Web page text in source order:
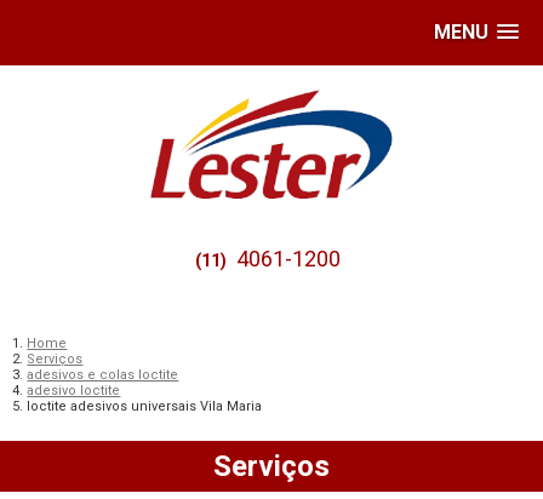
MENU
(11) 4061-1200
Home
Serviços
adesivos e colas loctite
adesivo loctite
loctite adesivos universais Vila Maria
Serviços